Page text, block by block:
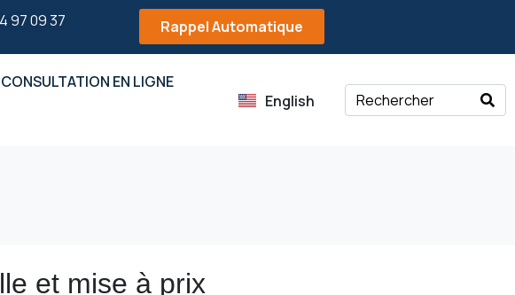
97 09 37 Rappel Automatique
CONSULTATION EN LIGNE
English
et mise à prix